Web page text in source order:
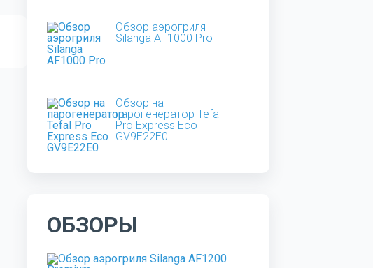
Обзор аэрогриля
Silanga AF1000 Pro
Обзор на
парогенератор Tefal
Pro Express Eco
GV9E22E0
ОБЗОРЫ